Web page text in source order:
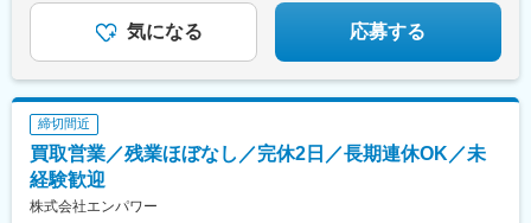
駅、徳島駅、阿南駅、鳴門駅、久留米駅、小倉駅(福岡県)、大牟田
駅、筑紫駅、天神駅、大分駅、別府駅(大分県)、中津駅(大分県)、
宮崎駅、延岡駅、都城駅、鹿児島駅、熊本駅、佐賀駅、長崎駅(長
崎県)、佐世保駅、那覇空港駅(鉄道)、秋葉原駅、高田馬場駅、綾
瀬駅、豊田駅、溝の口駅、なんば駅(地下鉄)、心斎橋駅、天王寺
駅、金山駅(愛知県)、伏見駅(愛知県)、博多駅、中洲川端駅、山科
駅、久喜駅、本八幡駅(総武線)、大宮駅(埼玉県)、さっぽろ駅、函
館駅前駅、津軽五所川原駅、田茂山駅、あおば通駅、曽根田駅、
鷹巣駅、工機前駅、佐貫駅、宇都宮駅東口駅、今市駅、中央前橋
駅、西桐生駅、川口駅、北朝霞駅、新代田駅、蓮沼駅、西葛西
★全国にプロジェクトあり！
★しっかり休めてオフも満喫♪
気になる 応募する
締切間近
買取営業／残業ほぼなし／完休2日／長期連休OK／未
経験歓迎
株式会社エンパワー